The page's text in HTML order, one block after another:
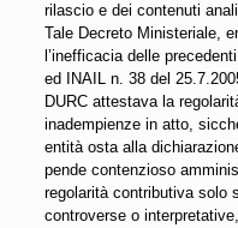
rilascio e dei contenuti
Tale Decreto Ministeriale,
l’inefficacia delle
ed INAIL n. 38 del
DURC attestava la
inadempienze in atto,
entità osta alla
pende contenzioso
regolarità contributiva solo
controverse o